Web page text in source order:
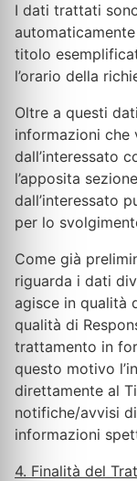
I dati trattati
titolo
l’orario della
Oltre a questi
informazioni che
dall’interessato
l’apposita
dall’interessato
per lo
Come già
riguarda i dati
agisce in qualità
qualità di
trattamento in
questo motivo
direttamente al
notifiche/avvisi
informazioni
4. Finalità del